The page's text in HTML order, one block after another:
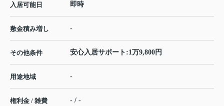
入居可能日 即時
敷金積み増し -
その他条件 安心入居サポート:1万9,800円
用途地域 -
権利金 / 雑費 - / -